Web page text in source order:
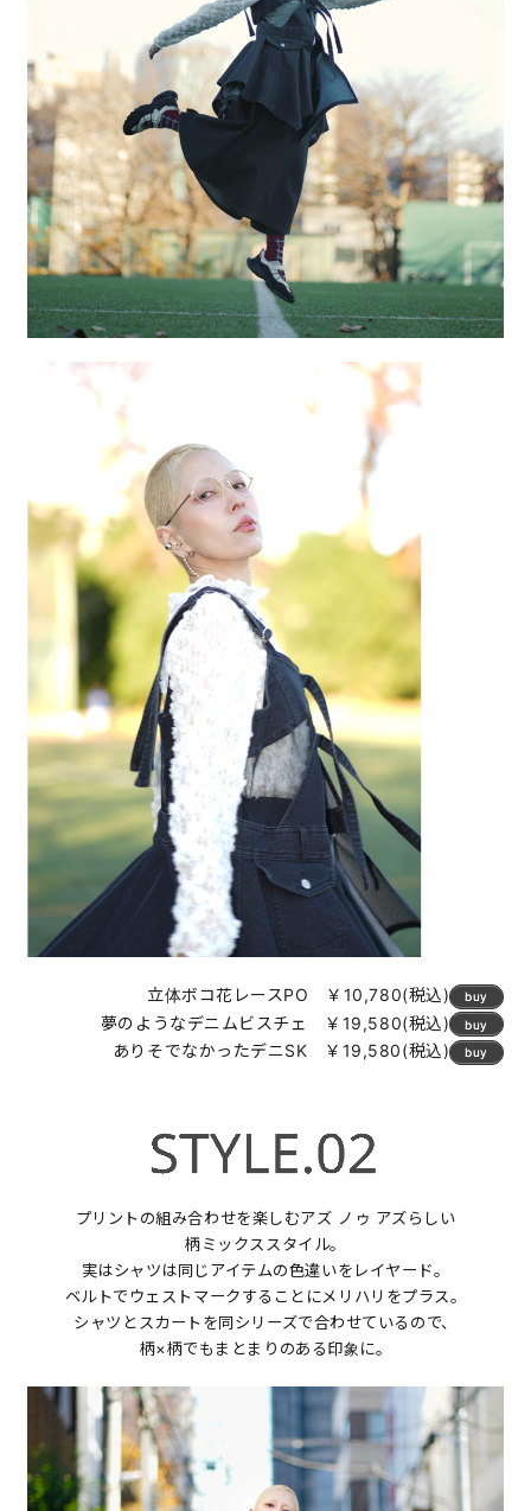
立体ボコ花レースPO ￥10,780(税込) buy
夢のようなデニムビスチェ ￥19,580(税込) buy
ありそでなかったデニSK ￥19,580(税込) buy
プリントの組み合わせを楽しむアズ ノゥ アズらしい
柄ミックススタイル。
実はシャツは同じアイテムの色違いをレイヤード。
ベルトでウェストマークすることにメリハリをプラス。
シャツとスカートを同シリーズで合わせているので、
柄×柄でもまとまりのある印象に。